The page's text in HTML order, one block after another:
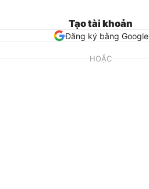
Tạo tài khoản
Đăng ký bằng Google
HOẶC